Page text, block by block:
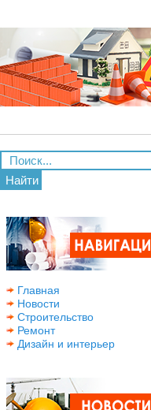
Найти
Главная
Новости
Строительство
Ремонт
Дизайн и интерьер